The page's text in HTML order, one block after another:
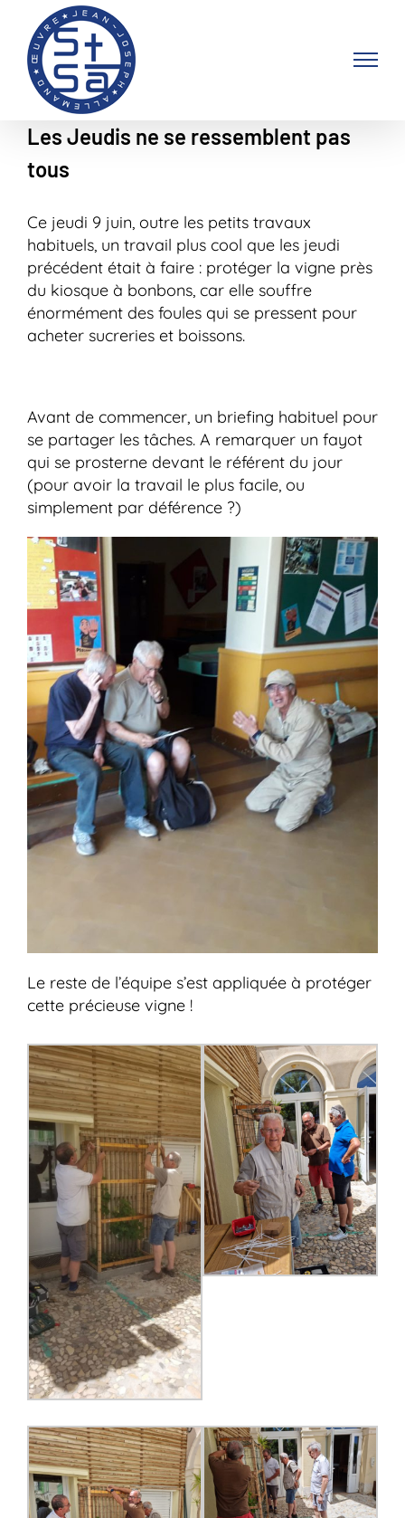
contenu
Les Jeudis ne se ressemblent pas
tous
Ce jeudi 9 juin, outre les petits travaux
habituels, un travail plus cool que les jeudi
précédent était à faire : protéger la vigne près
du kiosque à bonbons, car elle souffre
énormément des foules qui se pressent pour
acheter sucreries et boissons.
Avant de commencer, un briefing habituel pour
se partager les tâches. A remarquer un fayot
qui se prosterne devant le référent du jour
(pour avoir la travail le plus facile, ou
simplement par déférence ?)
Le reste de l’équipe s’est appliquée à protéger
cette précieuse vigne !